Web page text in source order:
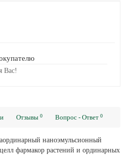
Вас!
Отзывы 0 Вопрос - Ответ 0
наноэмульсионный
фармакор растений и ординарных